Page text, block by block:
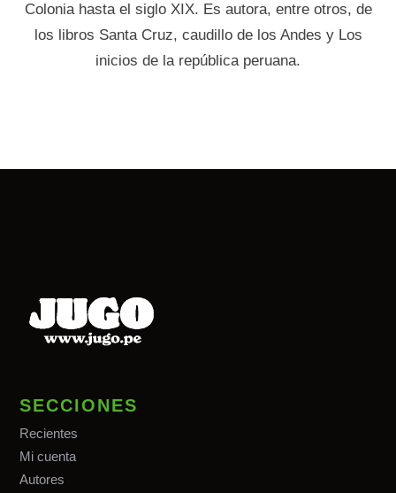
Colonia hasta el siglo XIX. Es autora, entre otros, de
los libros Santa Cruz, caudillo de los Andes y Los
inicios de la república peruana.
SECCIONES
Recientes
Mi cuenta
Autores